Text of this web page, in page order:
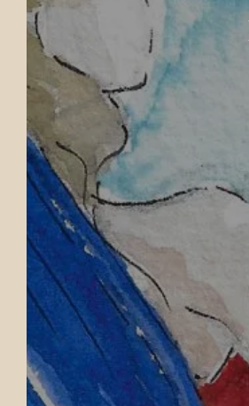
sich in jedem unserer
wieder. Entdecken Sie
komfortablen
Bistro, unsere Lounge-
Workshops und all
die Ihren Aufenthalt zu
wunderbaren